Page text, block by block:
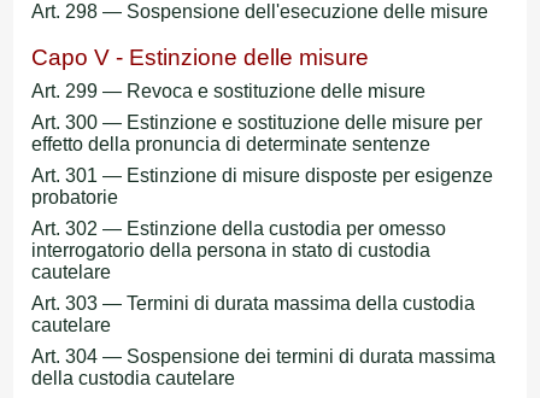
Art. 298 — Sospensione dell'esecuzione delle misure
Capo V - Estinzione delle misure
Art. 299 — Revoca e sostituzione delle misure
Art. 300 — Estinzione e sostituzione delle misure per
effetto della pronuncia di determinate sentenze
Art. 301 — Estinzione di misure disposte per esigenze
probatorie
Art. 302 — Estinzione della custodia per omesso
interrogatorio della persona in stato di custodia
cautelare
Art. 303 — Termini di durata massima della custodia
cautelare
Art. 304 — Sospensione dei termini di durata massima
della custodia cautelare